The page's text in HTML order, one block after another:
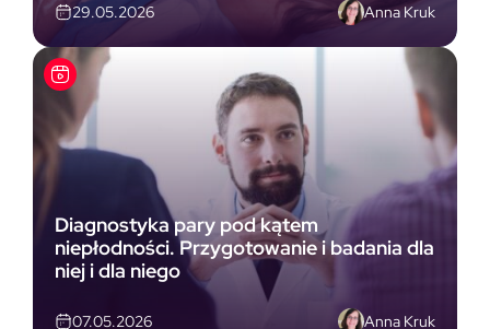
29.05.2026 Anna Kruk
Diagnostyka pary pod kątem
niepłodności. Przygotowanie i badania dla
niej i dla niego
07.05.2026 Anna Kruk